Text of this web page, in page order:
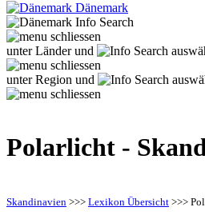
Dänemark
unter Länder und
unter Region und
Polarlicht -
Skandinavien >>> Lexikon Übersicht >>>